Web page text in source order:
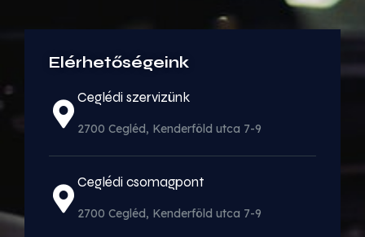
Elérhetőségeink
Ceglédi szervizünk
2700 Cegléd, Kenderföld utca 7-9
Ceglédi csomagpont
2700 Cegléd, Kenderföld utca 7-9